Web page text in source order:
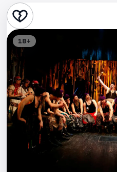
Театр
Стендап
Выставки
Квесты
Экскурсии
Спорт
События
18+